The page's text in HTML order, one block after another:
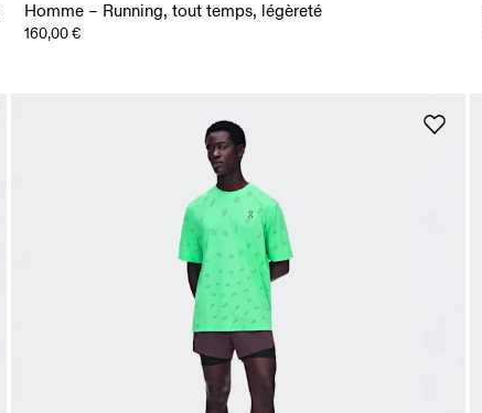
Homme – Running, tout temps, légèreté
160,00 €